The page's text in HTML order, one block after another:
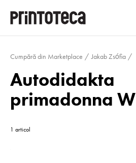
Cumpără din Marketplace Jakab Zsófia
Autodidakta
primadonna W
1 articol